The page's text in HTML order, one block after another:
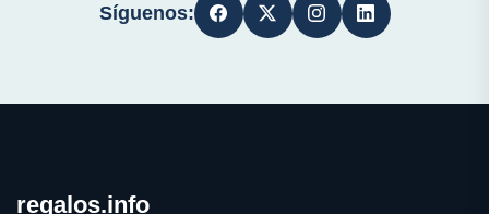
Síguenos:
regalos.info